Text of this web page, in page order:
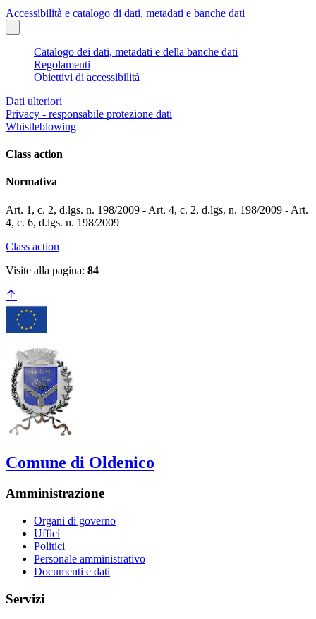
Accessibilità e catalogo di dati, metadati e banche dati
Catalogo dei dati, metadati e della banche dati
Regolamenti
Obiettivi di accessibilità
Dati ulteriori
Privacy - responsabile protezione dati
Whistleblowing
Class action
Normativa
Art. 1, c. 2, d.lgs. n. 198/2009 - Art. 4, c. 2, d.lgs. n. 198/2009 - Art.
4, c. 6, d.lgs. n. 198/2009
Class action
Visite alla pagina: 84
Comune di Oldenico
Amministrazione
Organi di governo
Uffici
Politici
Personale amministrativo
Documenti e dati
Servizi